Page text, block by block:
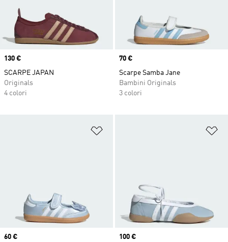
Price
130 €
SCARPE JAPAN
Originals
4 colori
Price
70 €
Scarpe Samba Jane
Bambini Originals
3 colori
Aggiungi alla lista dei desideri
Price
60 €
Price
100 €